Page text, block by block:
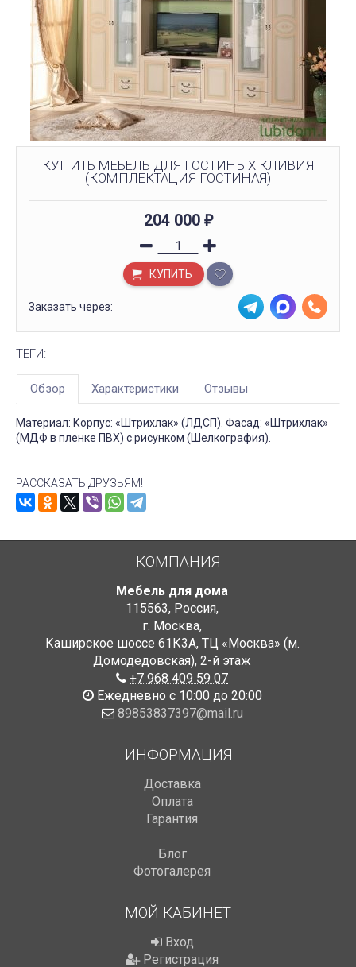
КУПИТЬ МЕБЕЛЬ ДЛЯ ГОСТИНЫХ КЛИВИЯ
(КОМПЛЕКТАЦИЯ ГОСТИНАЯ)
204 000 ₽
КУПИТЬ
Заказать через:
ТЕГИ:
Обзор Характеристики Отзывы
Материал: Корпус: «Штрихлак» (ЛДСП). Фасад: «Штрихлак»
(МДФ в пленке ПВХ) с рисунком (Шелкография).
РАССКАЗАТЬ ДРУЗЬЯМ!
КОМПАНИЯ
Мебель для дома
115563, Россия,
г. Москва,
Каширское шоссе 61К3А, ТЦ «Москва» (м.
Домодедовская), 2-й этаж
+7 968 409 59 07
Ежедневно с 10:00 до 20:00
89853837397@mail.ru
ИНФОРМАЦИЯ
Доставка
Оплата
Гарантия
Блог
Фотогалерея
МОЙ КАБИНЕТ
Вход
Регистрация